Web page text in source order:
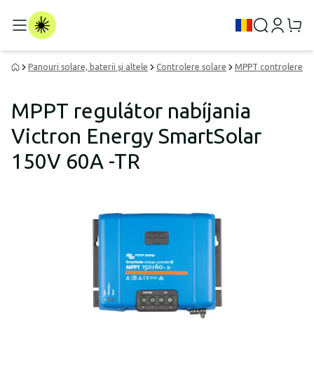
Panouri solare, baterii și altele Controlere solare MPPT controlere
MPPT regulátor nabíjania
Victron Energy SmartSolar
150V 60A -TR